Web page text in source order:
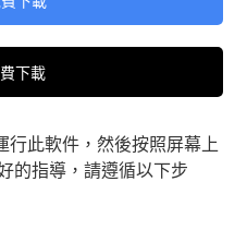
下載
行此軟件，然後按照屏幕上
的指導，請遵循以下步